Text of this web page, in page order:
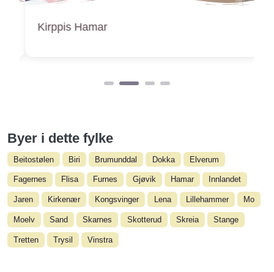
Kirppis Hamar
Byer i dette fylke
Beitostølen Biri Brumunddal Dokka Elverum
Fagernes Flisa Furnes Gjøvik Hamar Innlandet
Jaren Kirkenær Kongsvinger Lena Lillehammer Mo
Moelv Sand Skarnes Skotterud Skreia Stange
Tretten Trysil Vinstra